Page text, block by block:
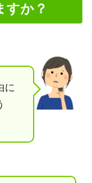
すか？
に